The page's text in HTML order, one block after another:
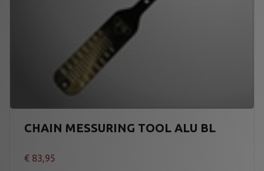
CHAIN MESSURING TOOL ALU BL
€ 83,95